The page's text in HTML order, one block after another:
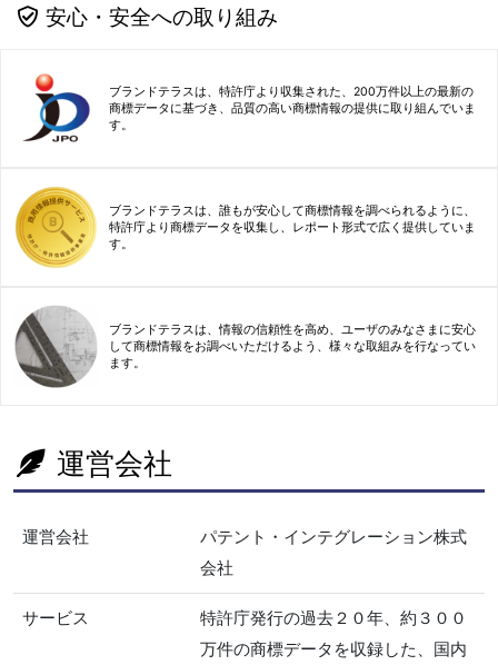
安心・安全への取り組み
ブランドテラスは、特許庁より収集された、200万件以上の最新の
商標データに基づき、品質の高い商標情報の提供に取り組んでいま
す。
ブランドテラスは、誰もが安心して商標情報を調べられるように、
特許庁より商標データを収集し、レポート形式で広く提供していま
す。
ブランドテラスは、情報の信頼性を高め、ユーザのみなさまに安心
して商標情報をお調べいただけるよう、様々な取組みを行なってい
ます。
運営会社
運営会社
パテント・インテグレーション株式
会社
サービス
特許庁発行の過去２０年、約３００
万件の商標データを収録した、国内